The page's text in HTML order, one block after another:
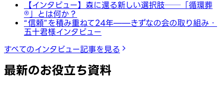
【インタビュー】森に還る新しい選択肢──「循環葬
®︎」とは何か？
“信頼”を積み重ねて24年——きずなの会の取り組み・
五十君様インタビュー
すべてのインタビュー記事を見る
最新のお役立ち資料